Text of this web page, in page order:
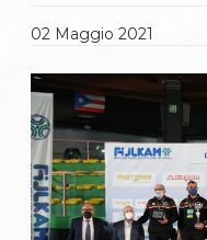
02 Maggio2021